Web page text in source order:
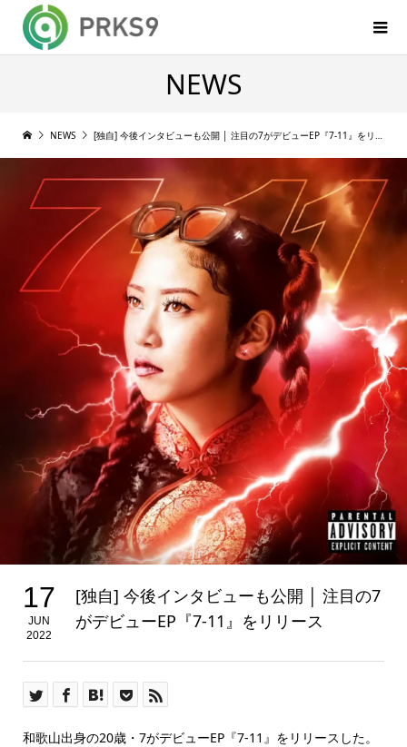
NEWS
NEWS [独自] 今後インタビューも公開 │ 注目の7がデビューEP『7-11』をリリース
17
JUN
2022
[独自] 今後インタビューも公開 │ 注目の7
がデビューEP『7-11』をリリース
和歌山出身の20歳・7がデビューEP『7-11』をリリースした。